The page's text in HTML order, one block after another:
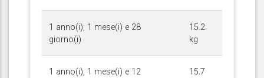
1 anno(i), 1 mese(i) e 28
giorno(i)
15.2
kg
1 anno(i), 1 mese(i) e 12
15.7